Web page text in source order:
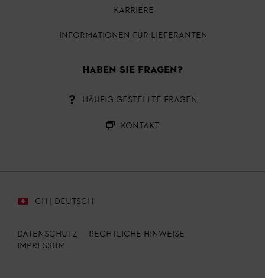
KARRIERE
INFORMATIONEN FÜR LIEFERANTEN
HABEN SIE FRAGEN?
HÄUFIG GESTELLTE FRAGEN
KONTAKT
CH | DEUTSCH
DATENSCHUTZ
RECHTLICHE HINWEISE
IMPRESSUM